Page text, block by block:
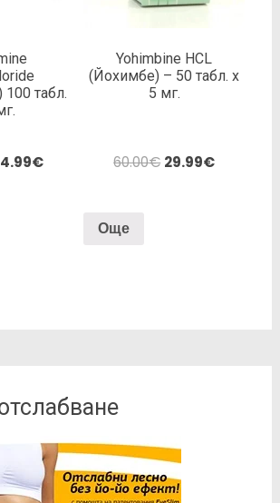
табл.
€
Yohimbine HCL
(Йохимбе) – 50 табл. х
5 мг.
60.00€ 29.99€
Още